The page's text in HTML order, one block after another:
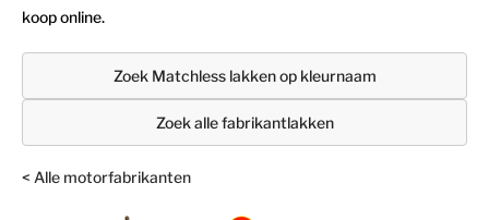
koop online.
Zoek Matchless lakken op kleurnaam
Zoek alle fabrikantlakken
< Alle motorfabrikanten